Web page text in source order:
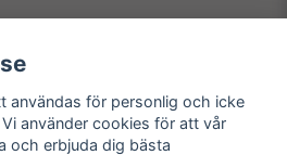
användas för personlig och icke
använder cookies för att vår
och erbjuda dig bästa